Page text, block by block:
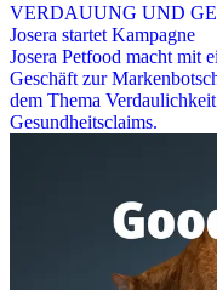
VERDAUUNG UND
Josera startet Kampagne
Josera Petfood macht mit
Geschäft zur
dem Thema
Gesundheitsclaims.